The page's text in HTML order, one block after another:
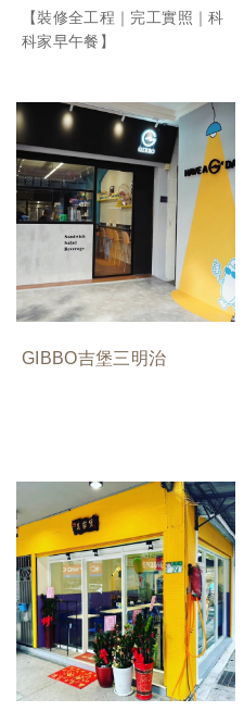
【裝修全工程｜完工實照｜科
科家早午餐】
GIBBO吉堡三明治